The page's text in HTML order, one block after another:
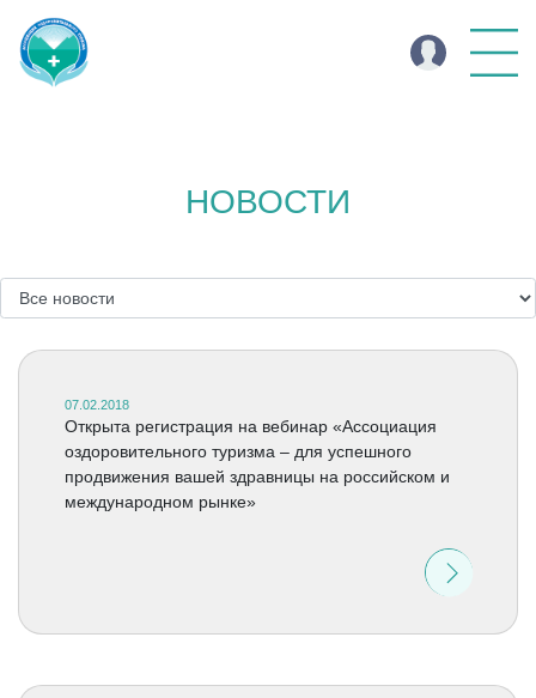
НОВОСТИ
07.02.2018
Открыта регистрация на вебинар «Ассоциация
оздоровительного туризма – для успешного
продвижения вашей здравницы на российском и
международном рынке»